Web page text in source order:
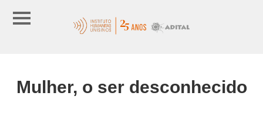
Mulher, o ser desconhecido